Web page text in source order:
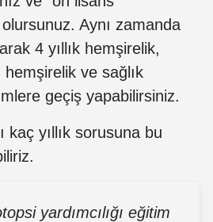
Aynı zamanda
4 yıllık hemşirelik,
ve sağlık
geçiş yapabilirsiniz.
kaç yıllık sorusuna bu
yardımcılığı eğitim